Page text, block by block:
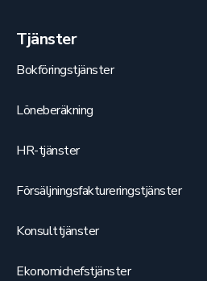
Tjänster
Bokföringstjänster
Löneberäkning
HR-tjänster
Försäljningsfaktureringstjänster
Konsulttjänster
Ekonomichefstjänster